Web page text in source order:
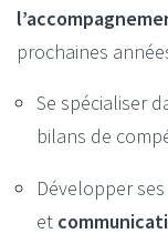
prochaines
Se spécialiser
bilans de
Développer
et